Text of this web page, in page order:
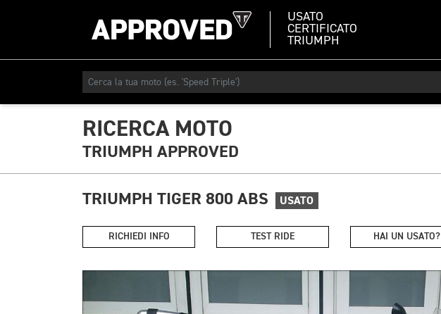
USATO
CERTIFICATO
TRIUMPH
RICERCA MOTO
TRIUMPH APPROVED
TRIUMPH TIGER 800 ABS USATO
RICHIEDI INFO TEST RIDE HAI UN USATO?